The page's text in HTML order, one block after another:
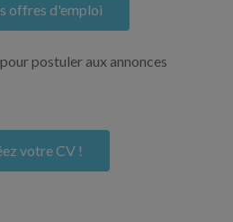
offres d'emploi
postuler aux annonces
votre CV !